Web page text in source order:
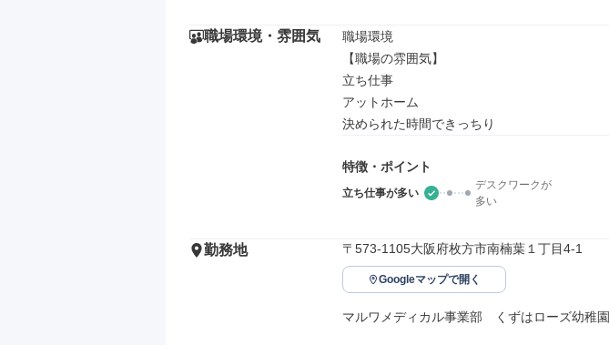
職場環境・雰囲気
職場環境
【職場の雰囲気】
立ち仕事
アットホーム
決められた時間できっちり
特徴・ポイント
立ち仕事が多い
デスクワークが
多い
勤務地 〒573-1105大阪府枚方市南楠葉１丁目4-1
Googleマップで開く
マルワメディカル事業部　くずはローズ幼稚園